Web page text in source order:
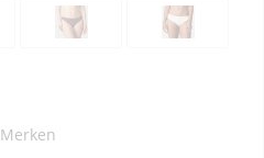
Merken